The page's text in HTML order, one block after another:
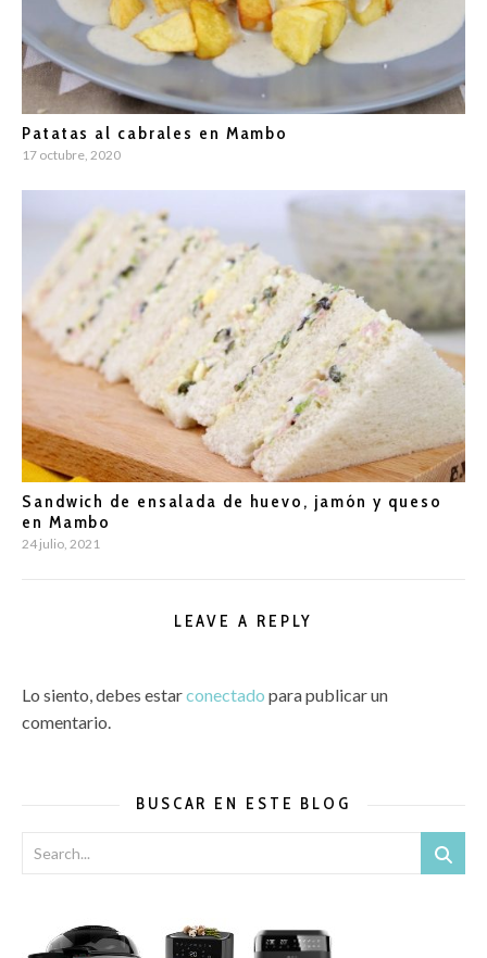
Patatas al cabrales en Mambo
17 octubre, 2020
Sandwich de ensalada de huevo, jamón y queso
en Mambo
24 julio, 2021
LEAVE A REPLY
Lo siento, debes estarconectado para publicar un
comentario.
BUSCAR EN ESTE BLOG